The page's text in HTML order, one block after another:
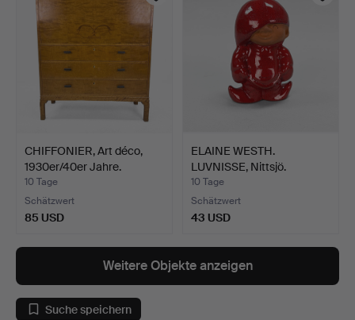
CHIFFONIER, Art déco,
1930er/40er Jahre.
10 Tage
Schätzwert
85 USD
ELAINE WESTH.
LUVNISSE, Nittsjö.
10 Tage
Schätzwert
43 USD
Weitere Objekte anzeigen
Suche speichern